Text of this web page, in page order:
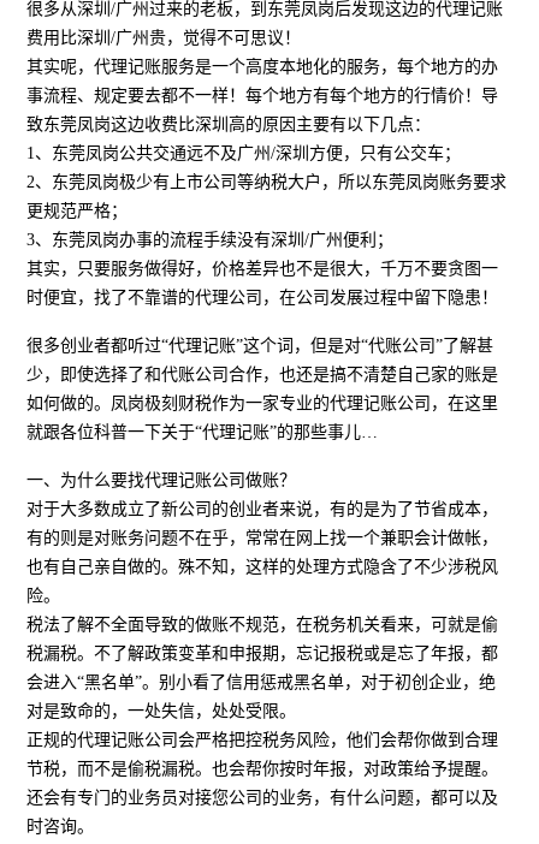
很多从深圳/广州过来的老板，到东莞凤岗后发现这边的代理记账
费用比深圳/广州贵，觉得不可思议！
其实呢，代理记账服务是一个高度本地化的服务，每个地方的办
事流程、规定要去都不一样！每个地方有每个地方的行情价！导
致东莞凤岗这边收费比深圳高的原因主要有以下几点：
1、东莞凤岗公共交通远不及广州/深圳方便，只有公交车；
2、东莞凤岗极少有上市公司等纳税大户，所以东莞凤岗账务要求
更规范严格；
3、东莞凤岗办事的流程手续没有深圳/广州便利；
其实，只要服务做得好，价格差异也不是很大，千万不要贪图一
时便宜，找了不靠谱的代理公司，在公司发展过程中留下隐患！
很多创业者都听过“代理记账”这个词，但是对“代账公司”了解甚
少，即使选择了和代账公司合作，也还是搞不清楚自己家的账是
如何做的。凤岗极刻财税作为一家专业的代理记账公司，在这里
就跟各位科普一下关于“代理记账”的那些事儿…
一、为什么要找代理记账公司做账？
对于大多数成立了新公司的创业者来说，有的是为了节省成本，
有的则是对账务问题不在乎，常常在网上找一个兼职会计做帐，
也有自己亲自做的。殊不知，这样的处理方式隐含了不少涉税风
险。
税法了解不全面导致的做账不规范，在税务机关看来，可就是偷
税漏税。不了解政策变革和申报期，忘记报税或是忘了年报，都
会进入“黑名单”。别小看了信用惩戒黑名单，对于初创企业，绝
对是致命的，一处失信，处处受限。
正规的代理记账公司会严格把控税务风险，他们会帮你做到合理
节税，而不是偷税漏税。也会帮你按时年报，对政策给予提醒。
还会有专门的业务员对接您公司的业务，有什么问题，都可以及
时咨询。